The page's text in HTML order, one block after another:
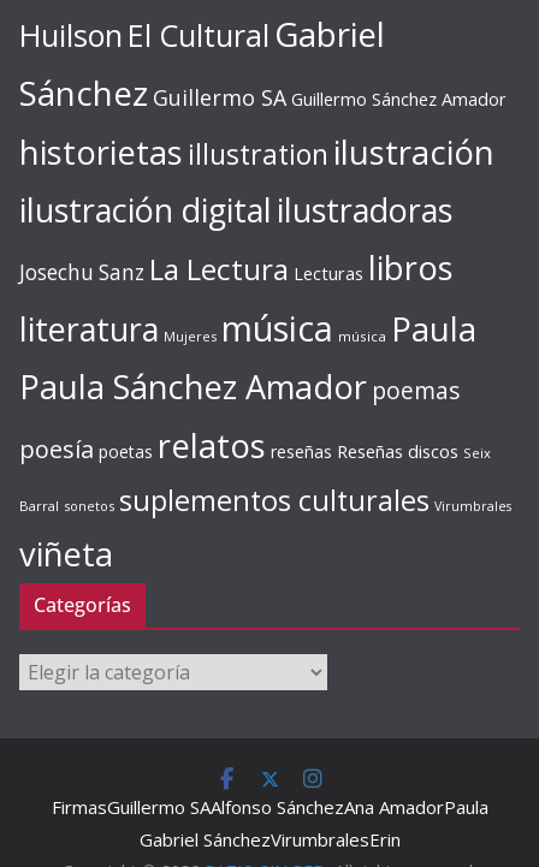
Huilson El Cultural Gabriel
Sánchez Guillermo SA Guillermo Sánchez Amador
historietas illustration ilustración
ilustración digital ilustradoras
Josechu Sanz La Lectura Lecturas libros
literatura Mujeres música música Paula
Paula Sánchez Amador poemas
poesía poetas relatos reseñas Reseñas discos Seix
Barral sonetos suplementos culturales Virumbrales
viñeta
Categorías
Categorías
FirmasGuillermo SAAlfonso SánchezAna AmadorPaula
Gabriel SánchezVirumbralesErin